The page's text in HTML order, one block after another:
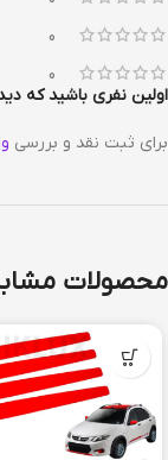
0
0
اولین نفری باشید که
برای ثبت نقد و بررسی
محصولات